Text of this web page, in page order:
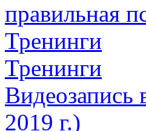
правильная
Тренинги
Тренинги
Видеозапись
2019 г.)